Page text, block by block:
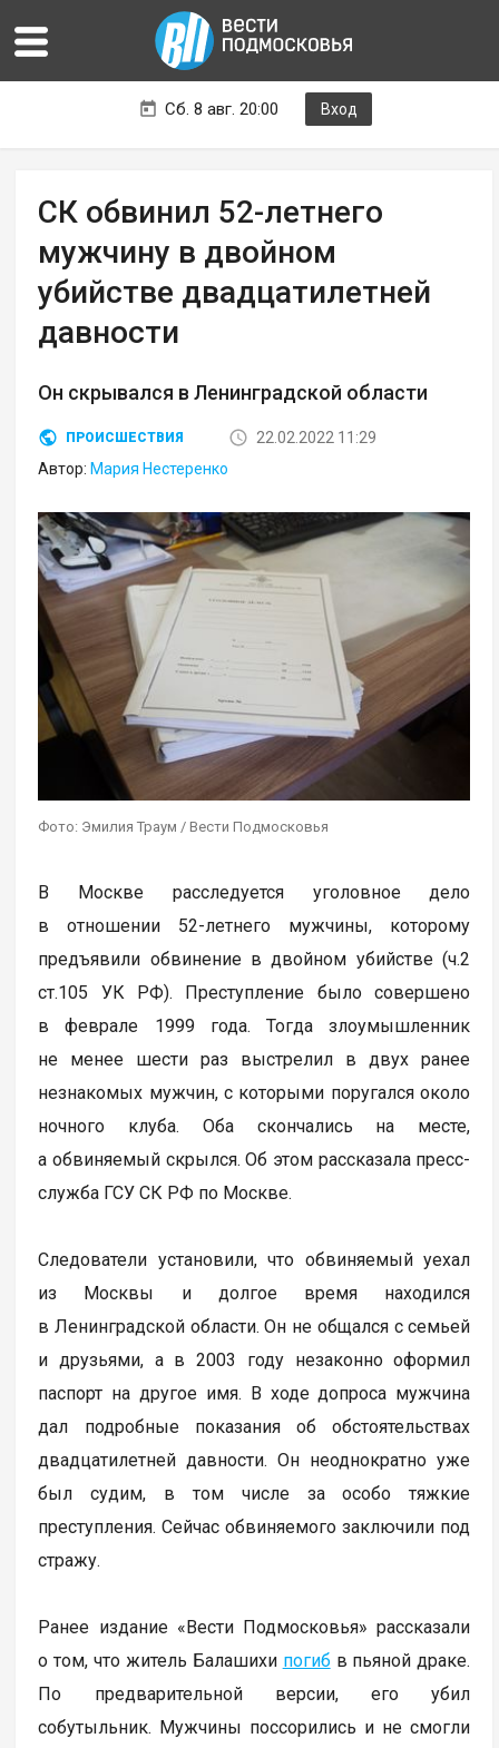
Сб. 8 авг. 20:00 Вход
СК обвинил 52-летнего
мужчину в двойном
убийстве двадцатилетней
давности
Он скрывался в Ленинградской области
ПРОИСШЕСТВИЯ
22.02.2022 11:29
Автор: Мария Нестеренко
Фото: Эмилия Траум / Вести Подмосковья
В Москве расследуется уголовное дело
в отношении 52-летнего мужчины, которому
предъявили обвинение в двойном убийстве (ч.2
ст.105 УК РФ). Преступление было совершено
в феврале 1999 года. Тогда злоумышленник
не менее шести раз выстрелил в двух ранее
незнакомых мужчин, с которыми поругался около
ночного клуба. Оба скончались на месте,
а обвиняемый скрылся. Об этом рассказала пресс-
служба ГСУ СК РФ по Москве.
Следователи установили, что обвиняемый уехал
из Москвы и долгое время находился
в Ленинградской области. Он не общался с семьей
и друзьями, а в 2003 году незаконно оформил
паспорт на другое имя. В ходе допроса мужчина
дал подробные показания об обстоятельствах
двадцатилетней давности. Он неоднократно уже
был судим, в том числе за особо тяжкие
преступления. Сейчас обвиняемого заключили под
стражу.
Ранее издание «Вести Подмосковья» рассказали
о том, что житель Балашихи погиб в пьяной драке.
По предварительной версии, его убил
собутыльник. Мужчины поссорились и не смогли